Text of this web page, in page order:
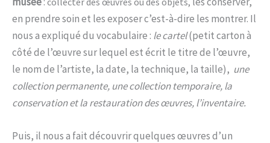
en prendre soin et les exposer c’est-à-dire les montrer. Il
nous a expliqué du vocabulaire : le cartel(petit carton à
côté de l’œuvre sur lequel est écrit le titre de l’œuvre,
le nom de l’artiste, la date, la technique, la taille), une
collection permanente, une collection temporaire, la
conservation et la restauration des œuvres, l’inventaire.
Puis, il nous a fait découvrir quelques œuvres d’un